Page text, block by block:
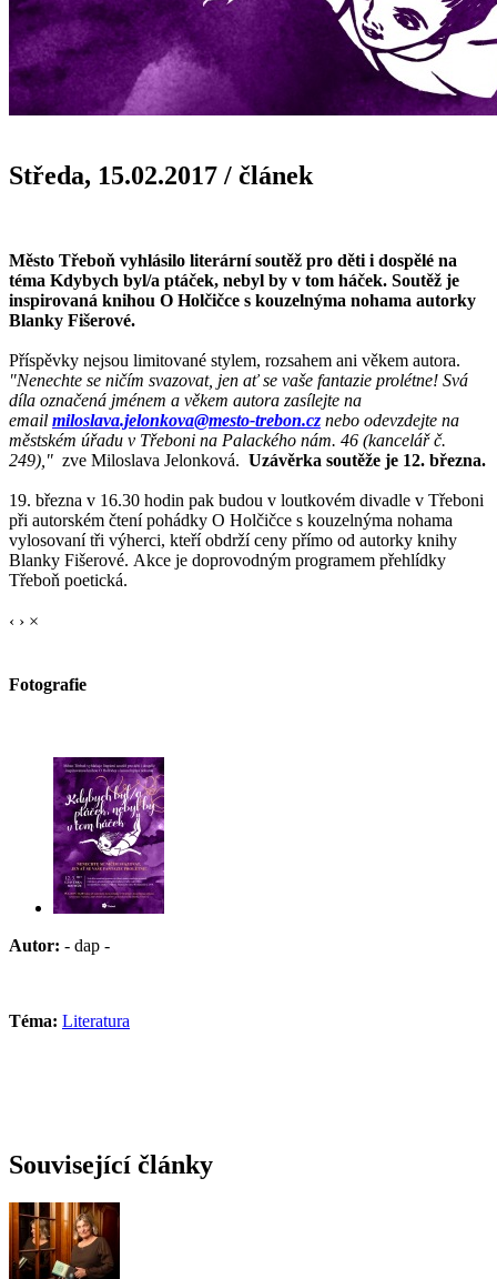
Středa, 15.02.2017 / článek
Město Třeboň vyhlásilo literární soutěž pro děti i dospělé na
téma Kdybych byl/a ptáček, nebyl by v tom háček. Soutěž je
inspirovaná knihou O Holčičce s kouzelnýma nohama autorky
Blanky Fišerové.
Příspěvky nejsou limitované stylem, rozsahem ani věkem autora.
"Nenechte se ničím svazovat, jen ať se vaše fantazie prolétne! Svá
díla označená jménem a věkem autora zasílejte na
email miloslava.jelonkova@mesto-trebon.cz nebo odevzdejte na
městském úřadu v Třeboni na Palackého nám. 46 (kancelář č.
249)," zve Miloslava Jelonková. Uzávěrka soutěže je 12. března.
19. března v 16.30 hodin pak budou v loutkovém divadle v Třeboni
při autorském čtení pohádky O Holčičce s kouzelnýma nohama
vylosovaní tři výherci, kteří obdrží ceny přímo od autorky knihy
Blanky Fišerové. Akce je doprovodným programem přehlídky
Třeboň poetická.
‹ › ×
Fotografie
Autor: - dap -
Téma: Literatura
Související články